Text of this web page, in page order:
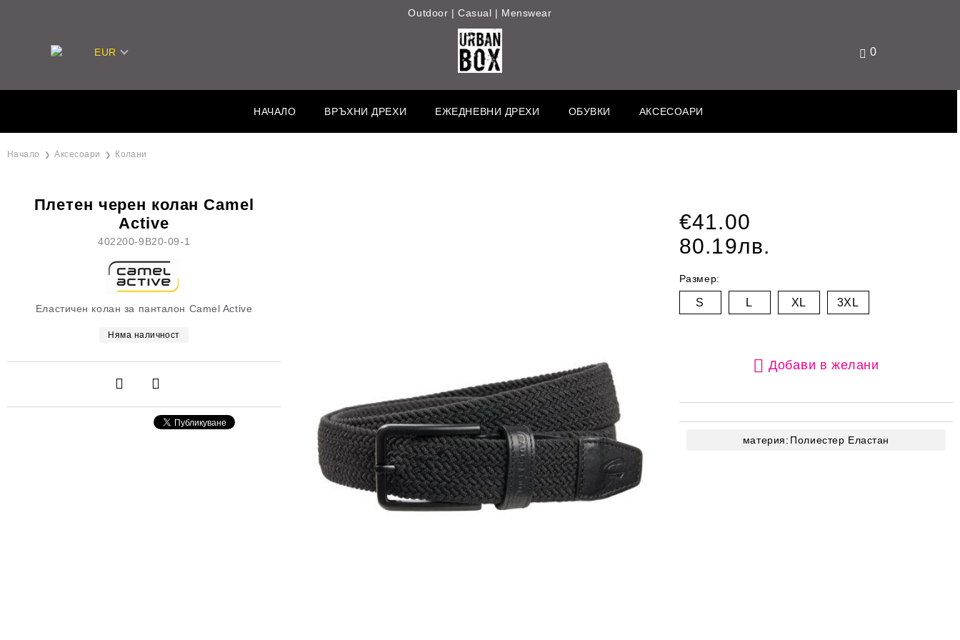
Outdoor | Casual | Menswear
EUR 0
НАЧАЛО ВРЪХНИ ДРЕХИ ЕЖЕДНЕВНИ ДРЕХИ ОБУВКИ АКСЕСОАРИ
Начало Аксесоари Колани
Плетен черен колан Camel
Active
402200-9B20-09-1
Еластичен колан за панталон Camel Active
Няма наличност
€41.00
80.19лв.
Размер:
S L XL 3XL
Добави в желани
материя: Полиестер Еластан